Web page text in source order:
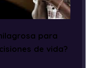
para
de vida?